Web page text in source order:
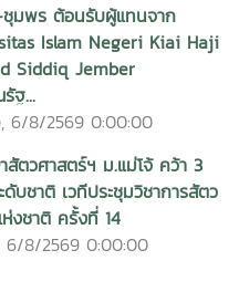
ชุมพร ต้อนรับผู้แทนจาก
Islam Negeri Kiai Haji
Siddiq Jember
ฐ...
6/8/2569 0:00:00
ตวศาสตร์ฯ ม.แม่โจ้ คว้า 3
ดับชาติ เวทีประชุมวิชาการสัตว
งชาติ ครั้งที่ 14
6/8/2569 0:00:00